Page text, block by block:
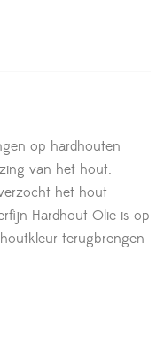
op hardhouten
van het hout.
het hout
Hardhout Olie is op
terugbrengen